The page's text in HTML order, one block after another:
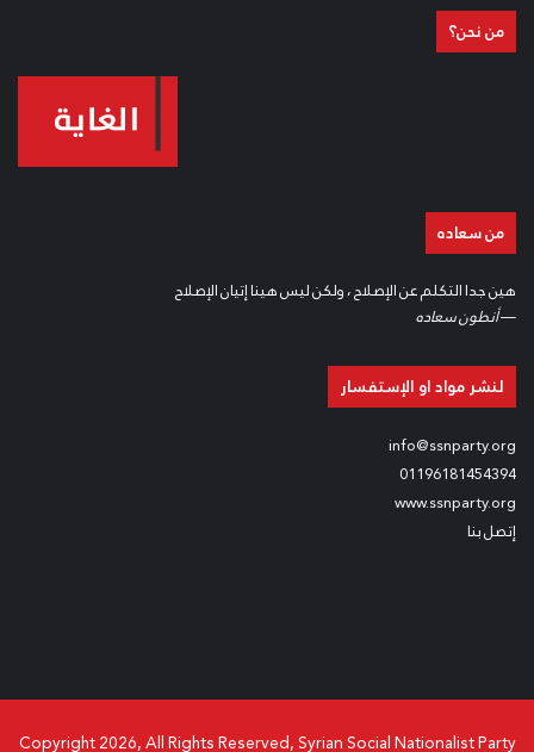
من نحن؟
من سعاده
هين جدا التكلم عن الإصلاح ، ولكن ليس هينا إتيان الإصلاح
—أنطون سعاده
لنشر مواد او الإستفسار
info@ssnparty.org
01196181454394
www.ssnparty.org
إتصل بنا
Copyright 2026, All Rights Reserved, Syrian Social Nationalist Party